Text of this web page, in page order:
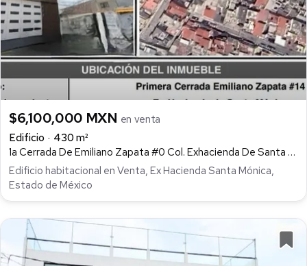
$6,100,000 MXN en venta
Edificio
430 m²
1a Cerrada De Emiliano Zapata #0 Col. Exhacienda De Santa Monica Tlalnepantla De Baz Estado De México, Ex-Hacienda de Santa Mónica, Tlalnepantla de Baz
Edificio habitacional en Venta, Ex Hacienda Santa Mónica,
Estado de México